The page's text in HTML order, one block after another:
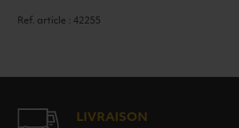
Ref. article : 42255
LIVRAISON